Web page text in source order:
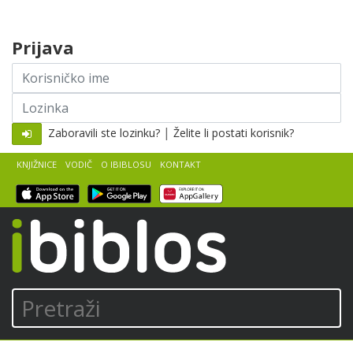
Pretraži
KNJIŽNICE VODIČ O IBIBLOSU KONTAKT
Prijava
Korisničko
ime
Lozinka
Zaboravili ste lozinku? | Želite li postati korisnik?